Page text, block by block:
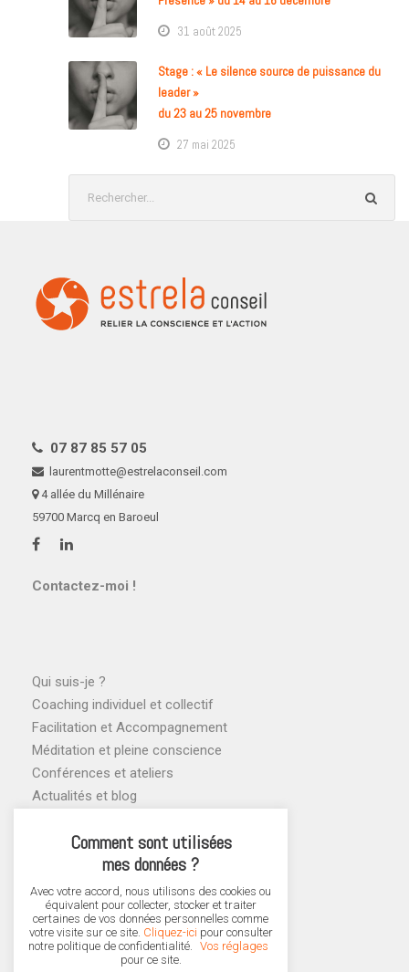
31 août 2025
Stage : « Le silence source de puissance du
leader »
du 23 au 25 novembre
27 mai 2025
07 87 85 57 05
laurentmotte@estrelaconseil.com
4 allée du Millénaire
59700 Marcq en Baroeul
Contactez-moi !
Qui suis-je ?
Coaching individuel et collectif
Facilitation et Accompagnement
Méditation et pleine conscience
Conférences et ateliers
Actualités et blog
Comment sont utilisées
mes données ?
Avec votre accord, nous utilisons des cookies ou
équivalent pour collecter, stocker et traiter
certaines de vos données personnelles comme
votre visite sur ce site. Cliquez-ici pour consulter
notre politique de confidentialité.
Vos réglages
pour ce site.